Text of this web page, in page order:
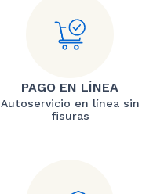
PAGO EN LÍNEA
Autoservicio en línea sin
fisuras